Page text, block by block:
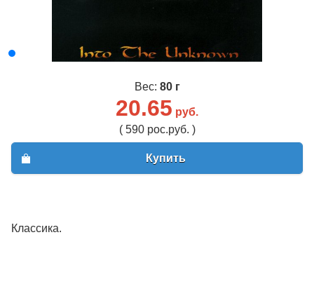
Вес: 80 г
20.65 руб.
( 590 рос.руб. )
Купить
Классика.